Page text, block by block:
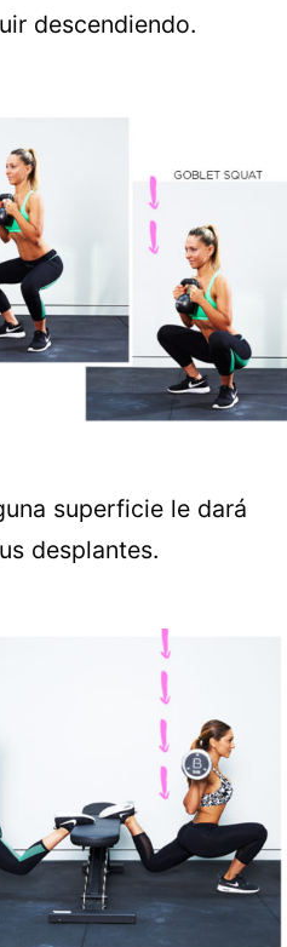
descendiendo.
superficie le dará
desplantes.